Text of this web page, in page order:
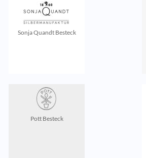
Sonja Quandt Besteck
Pott Besteck